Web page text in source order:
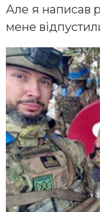
Але я написав
мене